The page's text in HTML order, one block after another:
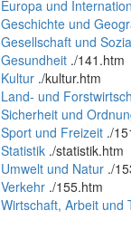
Europa und
Geschichte und
Gesellschaft und
Gesundheit ./141.htm
Kultur ./kultur.htm
Land- und
Sicherheit und
Sport und Freizeit ./
Statistik ./statistik.htm
Umwelt und Natur ./
Verkehr ./155.htm
Wirtschaft, Arbeit und